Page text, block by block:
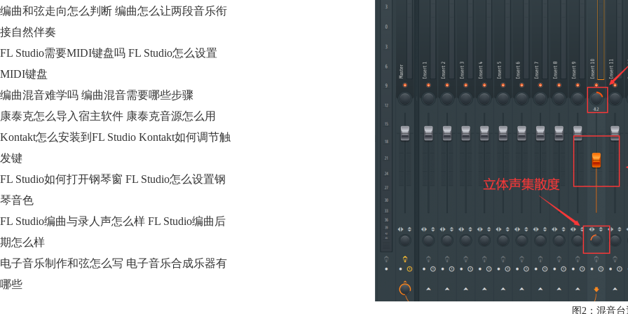
编曲和弦走向怎么判断 编曲怎么让两段音乐衔
接自然伴奏
FL Studio需要MIDI键盘吗 FL Studio怎么设置
MIDI键盘
编曲混音难学吗 编曲混音需要哪些步骤
康泰克怎么导入宿主软件 康泰克音源怎么用
Kontakt怎么安装到FL Studio Kontakt如何调节触
发键
FL Studio如何打开钢琴窗 FL Studio怎么设置钢
琴音色
FL Studio编曲与录人声怎么样 FL Studio编曲后
期怎么样
电子音乐制作和弦怎么写 电子音乐合成乐器有
哪些
图2：混音